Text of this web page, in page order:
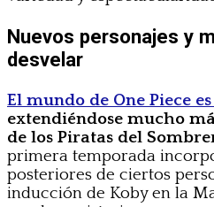
Nuevos personajes y
desvelar
El mundo de One Piece
extendiéndose mucho
de los Piratas del
primera temporada
posteriores de ciertos
inducción de Koby en la